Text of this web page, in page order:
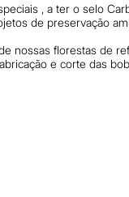
, a ter o selo
de preservação
nossas florestas de
e corte das